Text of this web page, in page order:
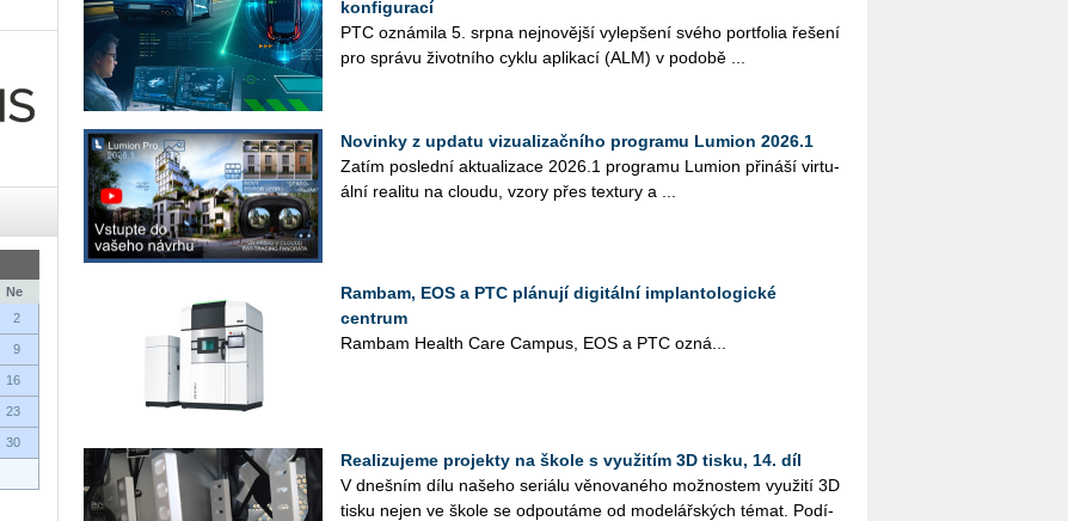
Ne
2
9
16
23
30
konfigurací
PTC ozná­mi­la 5. srpna nej­no­věj­ší vy­lep­še­ní svého port­fo­lia ře­še­ní
pro sprá­vu ži­vot­ní­ho cyklu apli­ka­cí (ALM) v po­do­bě ...
Novinky z updatu vizualizačního programu Lumion 2026.1
Zatím po­sled­ní ak­tu­a­li­za­ce 2026.1 pro­gra­mu Lu­mi­on při­ná­ší vir­tu­
ál­ní re­a­li­tu na clou­du, vzory přes tex­tu­ry a ...
Rambam, EOS a PTC plánují digitální implantologické
centrum
Rambam Health Care Campus, EOS a PTC ozná­...
Realizujeme projekty na škole s využitím 3D tisku, 14. díl
V dneš­ním dílu na­še­ho se­ri­á­lu vě­no­va­né­ho mož­nos­tem vy­u­ži­tí 3D
tisku nejen ve škole se od­pou­tá­me od mo­de­lář­ských témat. Po­dí­